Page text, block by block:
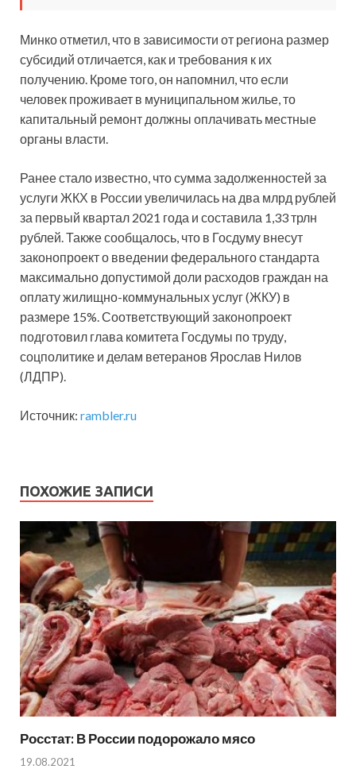
Минко отметил, что в зависимости от региона размер
субсидий отличается, как и требования к их
получению. Кроме того, он напомнил, что если
человек проживает в муниципальном жилье, то
капитальный ремонт должны оплачивать местные
органы власти.
Ранее стало известно, что сумма задолженностей за
услуги ЖКХ в России увеличилась на два млрд рублей
за первый квартал 2021 года и составила 1,33 трлн
рублей. Также сообщалось, что в Госдуму внесут
законопроект о введении федерального стандарта
максимально допустимой доли расходов граждан на
оплату жилищно-коммунальных услуг (ЖКУ) в
размере 15%. Соответствующий законопроект
подготовил глава комитета Госдумы по труду,
соцполитике и делам ветеранов Ярослав Нилов
(ЛДПР).
Источник: rambler.ru
ПОХОЖИЕ ЗАПИСИ
Росстат: В России подорожало мясо
19.08.2021